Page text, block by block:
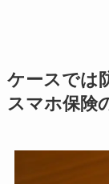
ケースでは
スマホ保険